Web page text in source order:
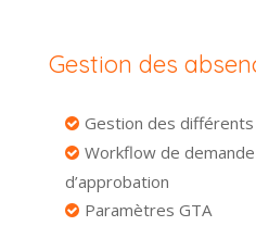
Gestion des
Gestion des différents
Workflow de
d’approbation
Paramètres GTA